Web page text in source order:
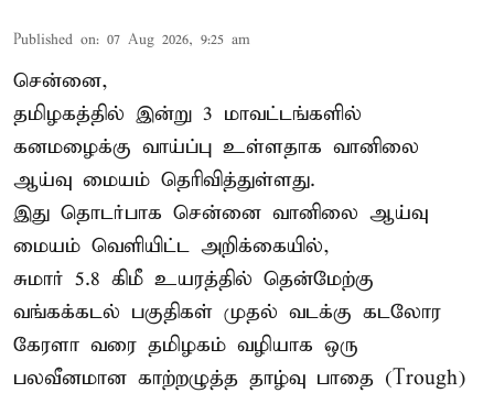
Published on: 07 Aug 2026, 9:25 am
சென்னை,
தமிழகத்தில் இன்று 3 மாவட்டங்களில்
கனமழைக்கு வாய்ப்பு உள்ளதாக வானிலை
ஆய்வு மையம் தெரிவித்துள்ளது.
இது தொடர்பாக சென்னை வானிலை ஆய்வு
மையம் வெளியிட்ட அறிக்கையில்,
சுமார் 5.8 கிமீ உயரத்தில் தென்மேற்கு
வங்கக்கடல் பகுதிகள் முதல் வடக்கு கடலோர
கேரளா வரை தமிழகம் வழியாக ஒரு
பலவீனமான காற்றழுத்த தாழ்வு பாதை (Trough)